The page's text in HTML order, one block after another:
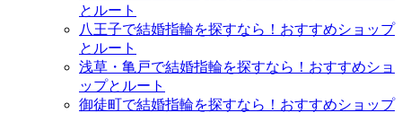
とルート
八王子で結婚指輪を探すなら！おすすめショップ
とルート
浅草・亀戸で結婚指輪を探すなら！おすすめショ
ップとルート
御徒町で結婚指輪を探すなら！おすすめショップ